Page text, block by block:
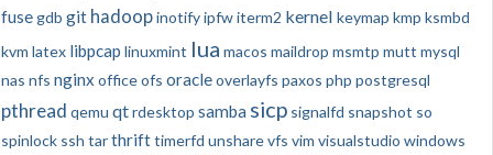
fuse gdb git hadoopinotifyipfwiterm2 kernel keymap kmp ksmbd
kvm latex libpcap linuxmint lua macos maildrop msmtp mutt mysql
nas nfs nginx officeofs oracleoverlayfs paxos php postgresql
pthread qemu qtrdesktop samba sicp signalfd snapshot so
spinlock ssh tarthrifttimerfd unsharevfs vim visualstudio windows